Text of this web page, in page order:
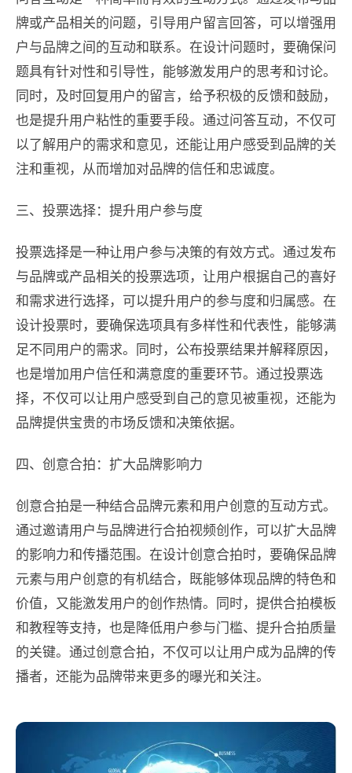
牌或产品相关的问题，引导用户留言回答，可以增强用
户与品牌之间的互动和联系。在设计问题时，要确保问
题具有针对性和引导性，能够激发用户的思考和讨论。
同时，及时回复用户的留言，给予积极的反馈和鼓励，
也是提升用户粘性的重要手段。通过问答互动，不仅可
以了解用户的需求和意见，还能让用户感受到品牌的关
注和重视，从而增加对品牌的信任和忠诚度。
三、投票选择：提升用户参与度
投票选择是一种让用户参与决策的有效方式。通过发布
与品牌或产品相关的投票选项，让用户根据自己的喜好
和需求进行选择，可以提升用户的参与度和归属感。在
设计投票时，要确保选项具有多样性和代表性，能够满
足不同用户的需求。同时，公布投票结果并解释原因，
也是增加用户信任和满意度的重要环节。通过投票选
择，不仅可以让用户感受到自己的意见被重视，还能为
品牌提供宝贵的市场反馈和决策依据。
四、创意合拍：扩大品牌影响力
创意合拍是一种结合品牌元素和用户创意的互动方式。
通过邀请用户与品牌进行合拍视频创作，可以扩大品牌
的影响力和传播范围。在设计创意合拍时，要确保品牌
元素与用户创意的有机结合，既能够体现品牌的特色和
价值，又能激发用户的创作热情。同时，提供合拍模板
和教程等支持，也是降低用户参与门槛、提升合拍质量
的关键。通过创意合拍，不仅可以让用户成为品牌的传
播者，还能为品牌带来更多的曝光和关注。